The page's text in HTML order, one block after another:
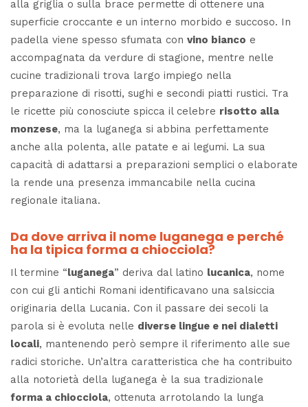
alla griglia o sulla brace permette di ottenere una
superficie croccante e un interno morbido e succoso. In
padella viene spesso sfumata con vino bianco e
accompagnata da verdure di stagione, mentre nelle
cucine tradizionali trova largo impiego nella
preparazione di risotti, sughi e secondi piatti rustici. Tra
le ricette più conosciute spicca il celebre risotto alla
monzese, ma la luganega si abbina perfettamente
anche alla polenta, alle patate e ai legumi. La sua
capacità di adattarsi a preparazioni semplici o elaborate
la rende una presenza immancabile nella cucina
regionale italiana.
Da dove arriva il nome luganega e perché
ha la tipica forma a chiocciola?
Il termine “luganega” deriva dal latino lucanica, nome
con cui gli antichi Romani identificavano una salsiccia
originaria della Lucania. Con il passare dei secoli la
parola si è evoluta nelle diverse lingue e nei dialetti
locali, mantenendo però sempre il riferimento alle sue
radici storiche. Un’altra caratteristica che ha contribuito
alla notorietà della luganega è la sua tradizionale
forma a chiocciola, ottenuta arrotolando la lunga